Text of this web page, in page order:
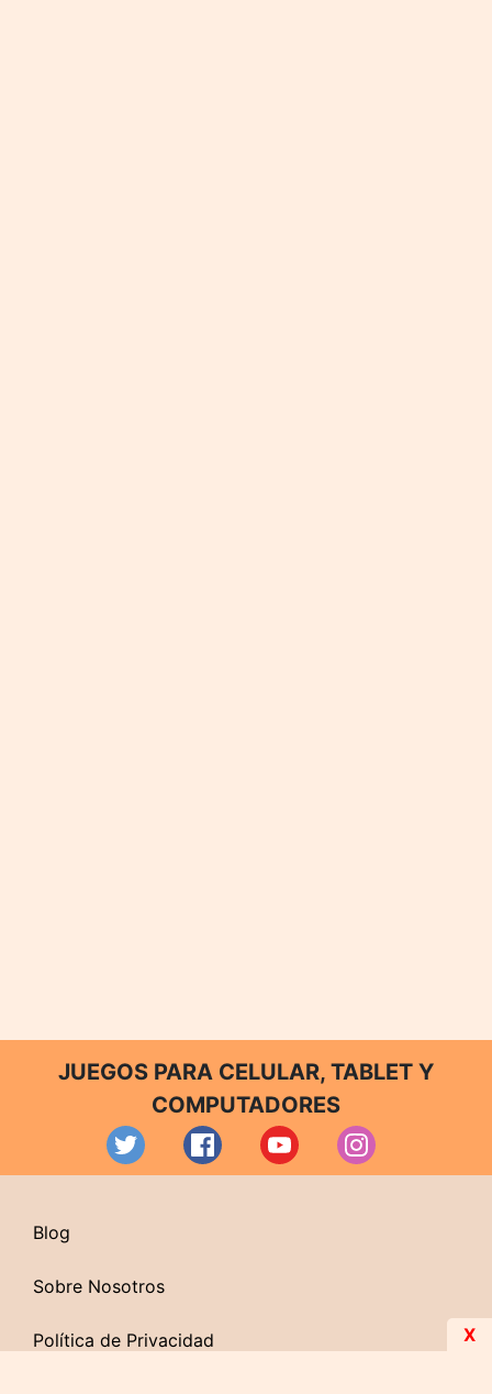
JUEGOS PARA CELULAR, TABLET Y
COMPUTADORES
Blog
Sobre Nosotros
Política de Privacidad X